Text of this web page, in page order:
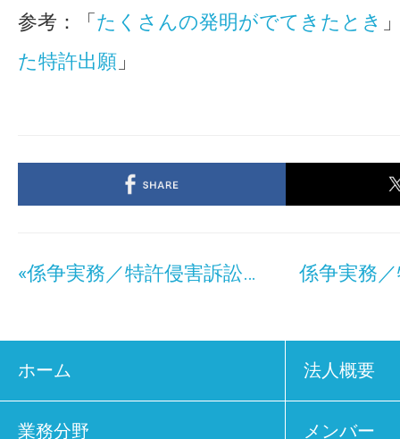
参考：「 たくさんの発明がでてきたとき
た特許出願 」
«係争実務／特許侵害訴訟（4）_訴訟の準備
ホーム 法人概要
業務分野 メンバー